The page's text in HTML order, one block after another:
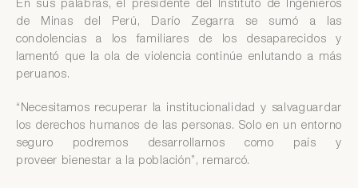
En sus palabras, el presidente del Instituto de Ingenieros
de Minas del Perú, Darío Zegarra se sumó a las
condolencias a los familiares de los desaparecidos y
lamentó que la ola de violencia continúe enlutando a más
peruanos.
“Necesitamos recuperar la institucionalidad y salvaguardar
los derechos humanos de las personas. Solo en un entorno
seguro podremos desarrollarnos como país y
proveer bienestar a la población”, remarcó.